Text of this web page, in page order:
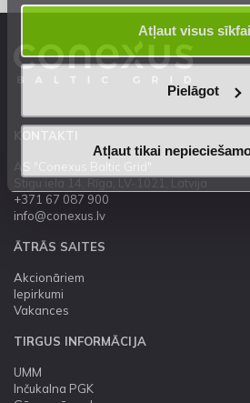
Atļaut visus
Pielāgot
Atļaut tikai
+371 67 087 900
info@conexus.lv
ĀTRĀS SAITES
Akcionāriem
Iepirkumi
Vakances
TIRGUS INFORMĀCIJA
UMM
Inčukalna PGK